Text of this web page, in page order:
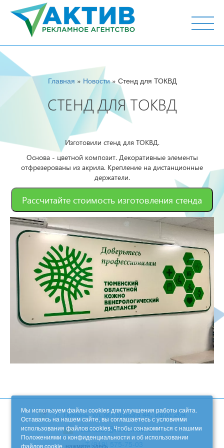
г. Тюмень, ул. М.Горького 44, офис 204
Главная » Новости» Стенд для ТОКВД
СТЕНД ДЛЯ ТОКВД
Изготовили стенд для ТОКВД.
Основа - цветной композит. Декоративные элементы
отфрезерованы из акрила. Крепление на дистанционные
держатели.
Рассчитайте стоимость изготовления стенда
г. Тюмень, ул. М.Горького 44, офис 204
stanislav@reklama072.ru
+7 (919) 575-75-03
Мы используем файлы cookies для улучшения работы сайта.
Оставаясь на нашем сайте, вы соглашаетесь с условиями
использования файлов cookies. Чтобы ознакомиться с нашими
Положениями о конфиденциальности и об использовании
файлов cookie, нажмите здесь.